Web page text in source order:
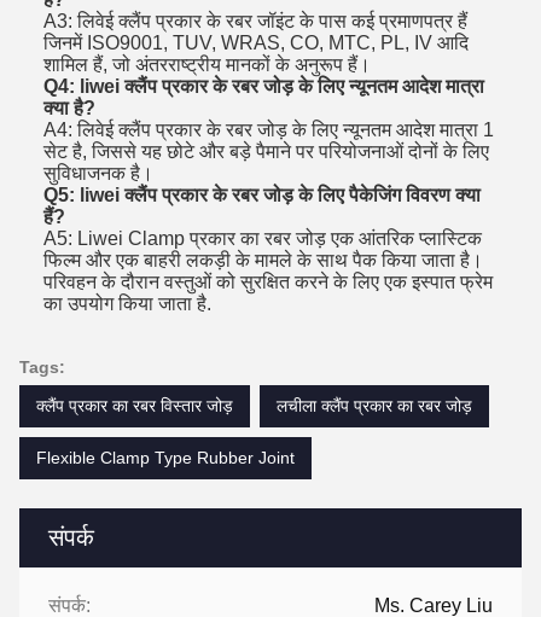
संपर्क
संपर्क: Ms. Carey Liu
A3: लिवेई क्लैंप प्रकार के रबर जॉइंट के पास कई प्रमाणपत्र हैं
जिनमें ISO9001, TUV, WRAS, CO, MTC, PL, IV आदि
शामिल हैं, जो अंतरराष्ट्रीय मानकों के अनुरूप हैं।
Q4: liwei क्लैंप प्रकार के रबर जोड़ के लिए न्यूनतम आदेश मात्रा
क्या है?
A4: लिवेई क्लैंप प्रकार के रबर जोड़ के लिए न्यूनतम आदेश मात्रा 1
सेट है, जिससे यह छोटे और बड़े पैमाने पर परियोजनाओं दोनों के लिए
सुविधाजनक है।
Q5: liwei क्लैंप प्रकार के रबर जोड़ के लिए पैकेजिंग विवरण क्या
हैं?
A5: Liwei Clamp प्रकार का रबर जोड़ एक आंतरिक प्लास्टिक
फिल्म और एक बाहरी लकड़ी के मामले के साथ पैक किया जाता है।
परिवहन के दौरान वस्तुओं को सुरक्षित करने के लिए एक इस्पात फ्रेम
का उपयोग किया जाता है.
Tags:
क्लैंप प्रकार का रबर विस्तार जोड़
लचीला क्लैंप प्रकार का रबर जोड़
Flexible Clamp Type Rubber Joint